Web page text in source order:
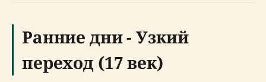
Ранние дни - Узкий
переход (17 век)